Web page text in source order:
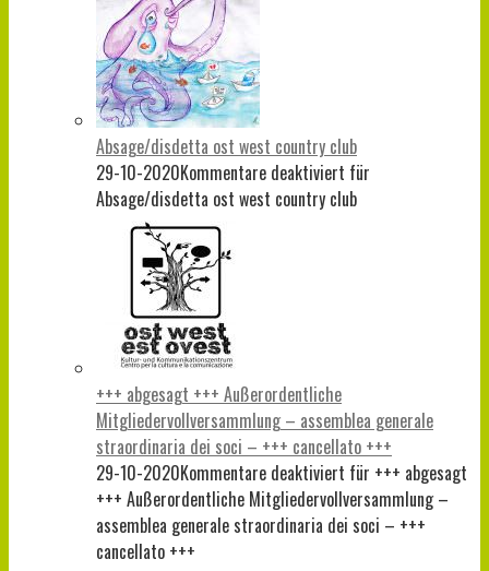
Absage/disdetta ost west country club
29-10-2020Kommentare deaktiviert für
Absage/disdetta ost west country club
+++ abgesagt +++ Außerordentliche
Mitgliedervollversammlung – assemblea generale
straordinaria dei soci – +++ cancellato +++
29-10-2020Kommentare deaktiviert für +++ abgesagt
+++ Außerordentliche Mitgliedervollversammlung –
assemblea generale straordinaria dei soci – +++
cancellato +++